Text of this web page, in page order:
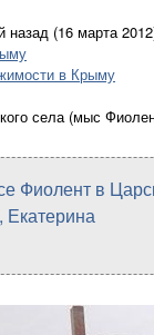
назад (16 марта
в Крыму
села (мыс
Фиолент в
Екатерина